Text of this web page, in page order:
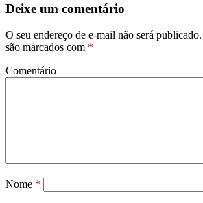
Deixe um comentário
O seu endereço de e-mail não será publicado.
são marcados com *
Comentário
Nome *